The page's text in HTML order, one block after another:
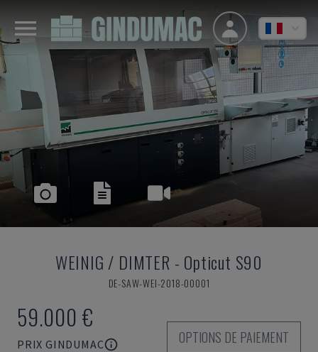
WEINIG / DIMTER - Opticut S90
DE-SAW-WEI-2018-00001
59.000 €
PRIX GINDUMAC
OPTIONS DE PAIEMENT